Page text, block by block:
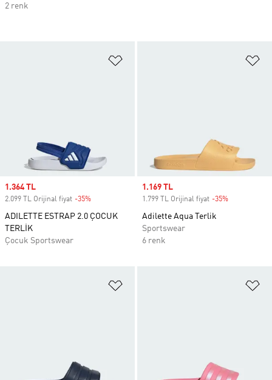
Sale price
1.364 TL
2.099 TL Orijinal fiyat -35%
ADILETTE ESTRAP 2.0 ÇOCUK
TERLİK
Çocuk Sportswear
Sale price
1.169 TL
1.799 TL Orijinal fiyat -35%
Adilette Aqua Terlik
Sportswear
6 renk
2 renk